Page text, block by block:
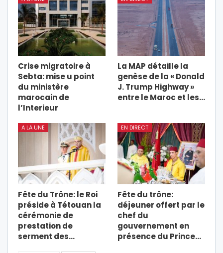
Crise migratoire à
Sebta: mise u point
du ministère
marocain de
l’Interieur
La MAP détaille la
genèse de la « Donald
J. Trump Highway »
entre le Maroc et les…
A LA UNE
Fête du Trône: le Roi
préside à Tétouan la
cérémonie de
prestation de
serment des…
EN DIRECT
Fête du trône:
déjeuner offert par le
chef du
gouvernement en
présence du Prince…